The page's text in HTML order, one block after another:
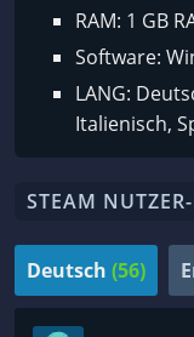
RAM: 1 GB
Software:
LANG:
Italienisch,
STEAM
Deutsch (56)